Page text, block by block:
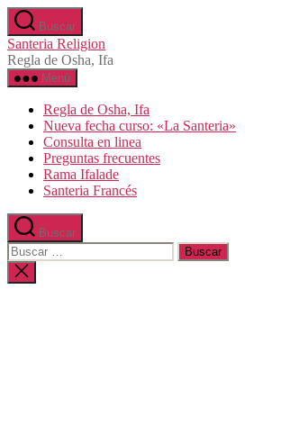
Saltar
al
contenido
Buscar
Santeria Religion
Regla de Osha, Ifa
Menú
Regla de Osha, Ifa
Nueva fecha curso: «La Santeria»
Consulta en linea
Preguntas frecuentes
Rama Ifalade
Santeria Francés
Buscar
Buscar:
Cerrar
la